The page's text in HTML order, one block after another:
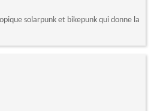
solarpunk et bikepunk qui donne la